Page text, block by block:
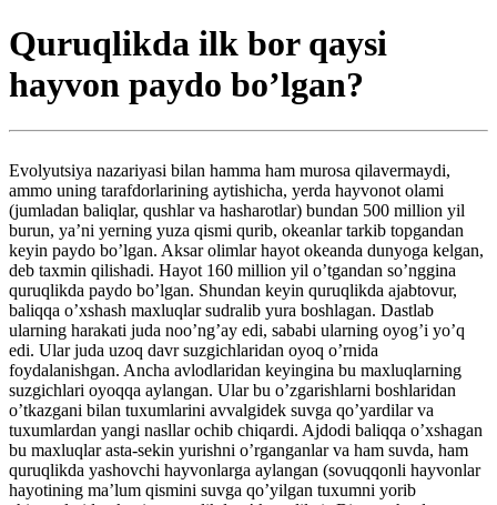
Quruqlikda ilk bor qaysi
hayvon paydo bo’lgan?
Evolyutsiya nazariyasi bilan hamma ham murosa qilavermaydi,
ammo uning tarafdorlarining aytishicha, yerda hayvonot olami
(jumladan baliqlar, qushlar va hasharotlar) bundan 500 million yil
burun, ya’ni yerning yuza qismi qurib, okeanlar tarkib topgandan
keyin paydo bo’lgan. Aksar olimlar hayot okeanda dunyoga kelgan,
deb taxmin qilishadi. Hayot 160 million yil o’tgandan so’nggina
quruqlikda paydo bo’lgan. Shundan keyin quruqlikda ajabtovur,
baliqqa o’xshash maxluqlar sudralib yura boshlagan. Dastlab
ularning harakati juda noo’ng’ay edi, sababi ularning oyog’i yo’q
edi. Ular juda uzoq davr suzgichlaridan oyoq o’rnida
foydalanishgan. Ancha avlodlaridan keyingina bu maxluqlarning
suzgichlari oyoqqa aylangan. Ular bu o’zgarishlarni boshlaridan
o’tkazgani bilan tuxumlarini avvalgidek suvga qo’yardilar va
tuxumlardan yangi nasllar ochib chiqardi. Ajdodi baliqqa o’xshagan
bu maxluqlar asta-sekin yurishni o’rganganlar va ham suvda, ham
quruqlikda yashovchi hayvonlarga aylangan (sovuqqonli hayvonlar
hayotining ma’lum qismini suvga qo’yilgan tuxumni yorib